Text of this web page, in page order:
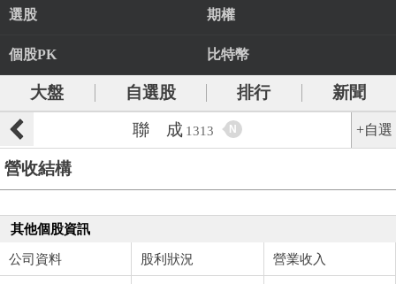
選股 期權
個股PK 比特幣
大盤 自選股 排行
新聞
聯 成 1313 N +自選
營收結構
其他個股資訊
公司資料 股利狀況 營業收入